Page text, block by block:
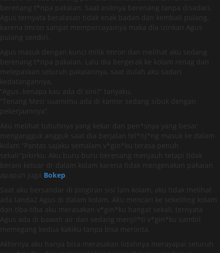
berenang t*npa pakaian. Saat asiknya berenang tanpa disadari,
Agus ternyata beralasan tidak enak badan dan kembali pulang,
karena Imron sangat mempercayainya maka dia izinkan Agus
pulang sendiri.
Agus masuk dengan kunci milik Imron dan melihat aku sedang
berenang t*npa pakaian. Lalu dia bergerak ke kolam renag dan
melepaskan seluruh pakaiannya, saat itulah aku sadari
kedatangannya,
“Agus..kenapa kau ada di sini?” tanyaku,
“Tenang Mesi suamimu ada di kantor sedang sibuk dengan
pekerjaannya”,
Aku melihat tubuhnya yang kekar dan pen*snya yang besar
mengangguk angguk saat dia berjalan tel*nj*ng masuk ke dalam
kolam “Pantas sajaku semalam v*gin*ku terasa penuh
sekali”‘pikirku. Aku buru-buru berenang menjauh tetapi tidak
berani keluar dr dalam kolam karena tidak mengenakan pakaian
apapun juga Bokep
Saat aku bersandar di pingiran sisi lain kolam, aku tidak melihat
ada tanda2 Agus di dalam kolam. Aku mencari ke sekeliling kolam
dan tiba-tiba aku merasakan v*gin*ku hangat sekali, ternyata
Agus ada di bawah air dan sedang menjil*ti v*gin*ku sambil
memegang kedua kakiku tanpa bisa meronta.
Akhirnya aku hanya bisa merasakan lidahnya merayapai seluruh